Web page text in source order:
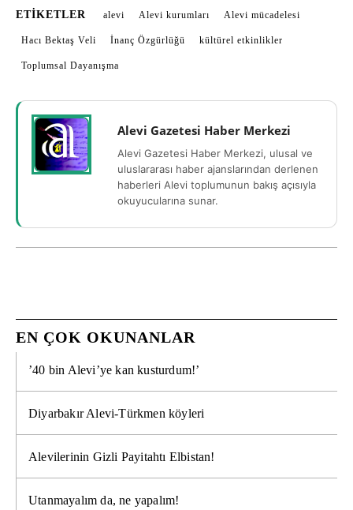
ETIKETLER alevi Alevi kurumları Alevi mücadelesi
Hacı Bektaş Veli İnanç Özgürlüğü kültürel etkinlikler
Toplumsal Dayanışma
Alevi Gazetesi Haber Merkezi
Alevi Gazetesi Haber Merkezi, ulusal ve
uluslararası haber ajanslarından derlenen
haberleri Alevi toplumunun bakış açısıyla
okuyucularına sunar.
EN ÇOK OKUNANLAR
’40 bin Alevi’ye kan kusturdum!’
Diyarbakır Alevi-Türkmen köyleri
Alevilerinin Gizli Payitahtı Elbistan!
Utanmayalım da, ne yapalım!